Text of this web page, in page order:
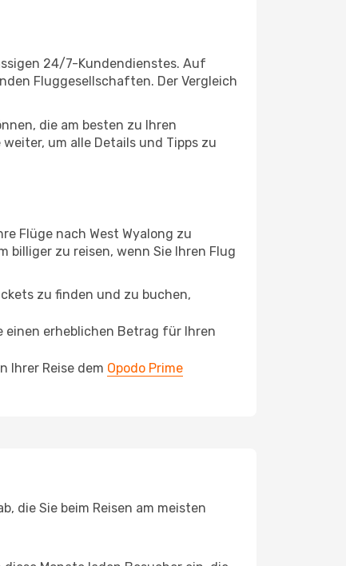
24/7-Kundendienstes. Auf
Fluggesellschaften. Der Vergleich
die am besten zu Ihren
um alle Details und Tipps zu
Flüge nach West Wyalong zu
billiger zu reisen, wenn Sie Ihren Flug
zu finden und zu buchen,
einen erheblichen Betrag für Ihren
Ihrer Reise dem Opodo Prime
die Sie beim Reisen am meisten